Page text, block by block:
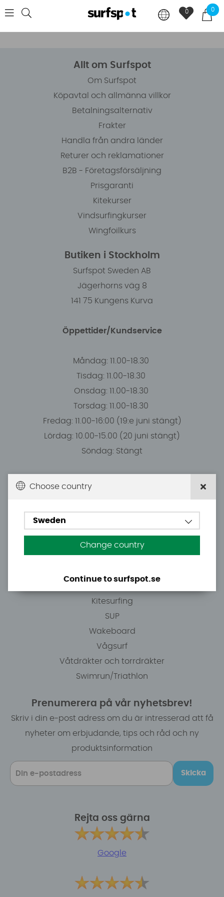
0
0
Allt om Surfspot
Om Surfspot
Köpavtal och allmänna villkor
Betalningsalternativ
Frakter
Handla från andra länder
Returer och reklamationer
B2B - Företagsförsäljning
Prisgaranti
Kitekurser
Vindsurfingkurser
Wingfoilkurs
Butiken i Stockholm
Surfspot Sweden AB
Jägerhorns väg 8
141 75 Kungens Kurva
Öppettider/Kundservice
Måndag: 11.00-18.30
Tisdag: 11.00-18.30
Onsdag: 11.00-18.30
Torsdag: 11.00-18.30
Fredag: 11.00-16:00 (19:e juni stängt)
Lördag: 10.00-15.00 (20 juni stängt)
Söndag: Stängt
Du kan hämta ordrar efter överenskommelse från
E-post: info@surfspot.se
Kitesurfing
SUP
Wakeboard
Vågsurf
Våtdräkter och torrdräkter
Swimrun/Triathlon
Prenumerera på vår nyhetsbrev!
Skriv i din e-post adress om du är intresserad att få
nyheter om erbjudande, tips och råd och ny
produktsinformation
Skicka
Rejta oss gärna
Google
Choose country
Sweden
Change country
Continue to surfspot.se